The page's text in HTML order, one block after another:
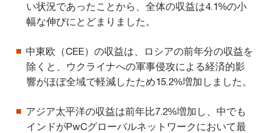
い状況であったことから、全体の収益は4.1%の小
幅な伸びにとどまりました。
中東欧（CEE）の収益は、ロシアの前年分の収益を
除くと、ウクライナへの軍事侵攻による経済的影
響がほぼ全域で軽減したため15.2%増加しました。
アジア太平洋の収益は前年比7.2%増加し、中でも
インドがPwCグローバルネットワークにおいて最